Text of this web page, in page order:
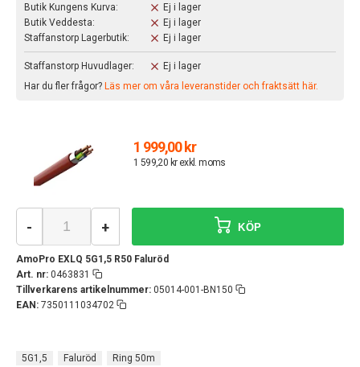
Butik Kungens Kurva:
Ej i lager
Butik Veddesta:
Ej i lager
Staffanstorp Lagerbutik:
Ej i lager
Staffanstorp Huvudlager:
Ej i lager
Har du fler frågor? Läs mer om våra leveranstider och fraktsätt här.
1 999,00 kr
1 599,20 kr exkl. moms
AmoPro EXLQ 5G1,5 R50 Faluröd
Art. nr: 0463831
Tillverkarens artikelnummer: 05014-001-BN150
EAN: 7350111034702
- + KÖP
5G1,5 Faluröd Ring 50m